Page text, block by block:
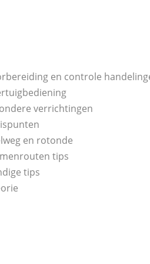
en controle
verrichtingen
en rotonde
tips
tips